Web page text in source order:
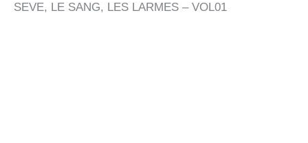
SEVE, LE SANG, LES LARMES – VOL01